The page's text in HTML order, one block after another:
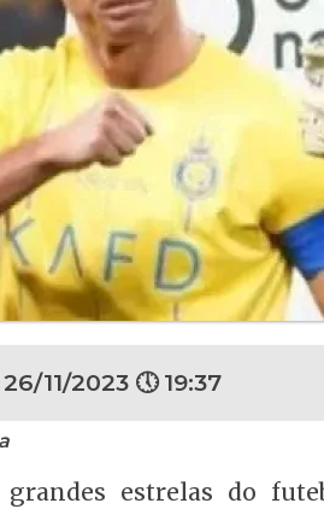
11/2023 🕔 19:37
grandes estrelas do